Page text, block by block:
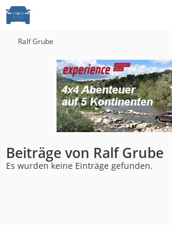
Ralf Grube
Beiträge von Ralf Grube
Es wurden keine Einträge gefunden.